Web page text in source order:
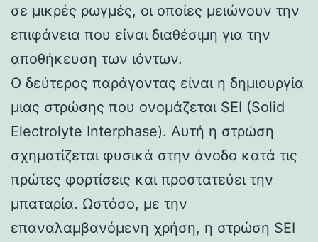
σε μικρές ρωγμές, οι οποίες μειώνουν την
επιφάνεια που είναι διαθέσιμη για την
αποθήκευση των ιόντων.
Ο δεύτερος παράγοντας είναι η δημιουργία
μιας στρώσης που ονομάζεται SEI (Solid
Electrolyte Interphase). Αυτή η στρώση
σχηματίζεται φυσικά στην άνοδο κατά τις
πρώτες φορτίσεις και προστατεύει την
μπαταρία. Ωστόσο, με την
επαναλαμβανόμενη χρήση, η στρώση SEI